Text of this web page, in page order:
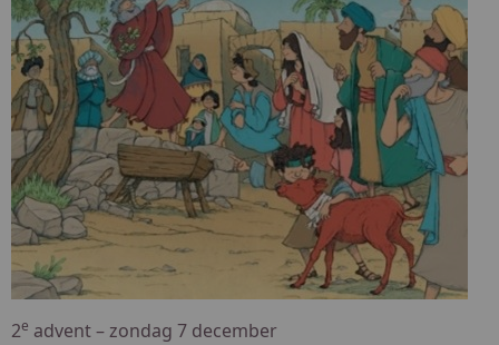
2e advent – zondag 7 december